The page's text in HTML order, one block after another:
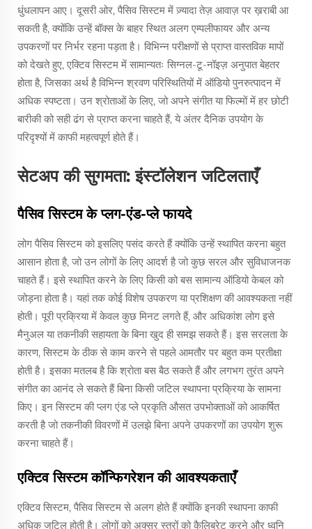
धुंधलापन आए। दूसरी ओर, पैसिव सिस्टम में ज़्यादा तेज़ आवाज़ पर ख़राबी आ
सकती है, क्योंकि उन्हें बॉक्स के बाहर स्थित अलग एम्पलीफायर और अन्य
उपकरणों पर निर्भर रहना पड़ता है। विभिन्न परीक्षणों से प्राप्त वास्तविक मापों
को देखते हुए, एक्टिव सिस्टम में सामान्यतः सिग्नल-टू-नॉइज़ अनुपात बेहतर
होता है, जिसका अर्थ है विभिन्न श्रवण परिस्थितियों में ऑडियो पुनरुत्पादन में
अधिक स्पष्टता। उन श्रोताओं के लिए, जो अपने संगीत या फिल्मों में हर छोटी
बारीकी को सही ढंग से प्राप्त करना चाहते हैं, ये अंतर दैनिक उपयोग के
परिदृश्यों में काफी महत्वपूर्ण होते हैं।
सेटअप की सुगमता: इंस्टॉलेशन जटिलताएँ
पैसिव सिस्टम के प्लग-एंड-प्ले फायदे
लोग पैसिव सिस्टम को इसलिए पसंद करते हैं क्योंकि उन्हें स्थापित करना बहुत
आसान होता है, जो उन लोगों के लिए आदर्श है जो कुछ सरल और सुविधाजनक
चाहते हैं। इसे स्थापित करने के लिए किसी को बस सामान्य ऑडियो केबल को
जोड़ना होता है। यहां तक कोई विशेष उपकरण या प्रशिक्षण की आवश्यकता नहीं
होती। पूरी प्रक्रिया में केवल कुछ मिनट लगते हैं, और अधिकांश लोग इसे
मैनुअल या तकनीकी सहायता के बिना खुद ही समझ सकते हैं। इस सरलता के
कारण, सिस्टम के ठीक से काम करने से पहले आमतौर पर बहुत कम प्रतीक्षा
होती है। इसका मतलब है कि श्रोता बस बैठ सकते हैं और लगभग तुरंत अपने
संगीत का आनंद ले सकते हैं बिना किसी जटिल स्थापना प्रक्रिया के सामना
किए। इन सिस्टम की प्लग एंड प्ले प्रकृति औसत उपभोक्ताओं को आकर्षित
करती है जो तकनीकी विवरणों में उलझे बिना अपने उपकरणों का उपयोग शुरू
करना चाहते हैं।
एक्टिव सिस्टम कॉन्फिगरेशन की आवश्यकताएँ
एक्टिव सिस्टम, पैसिव सिस्टम से अलग होते हैं क्योंकि इनकी स्थापना काफी
अधिक जटिल होती है। लोगों को अक्सर स्तरों को कैलिब्रेट करने और ध्वनि